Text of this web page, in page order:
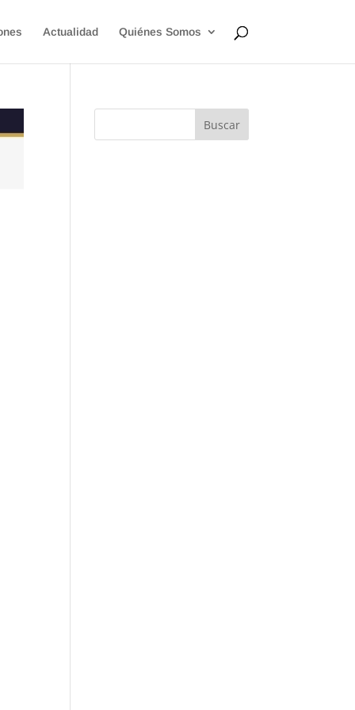
Actualidad Quiénes Somos